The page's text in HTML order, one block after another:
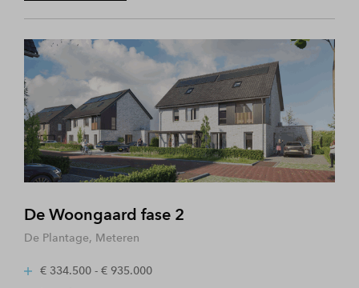
De Woongaard fase 2
De Plantage, Meteren
€ 334.500 - € 935.000